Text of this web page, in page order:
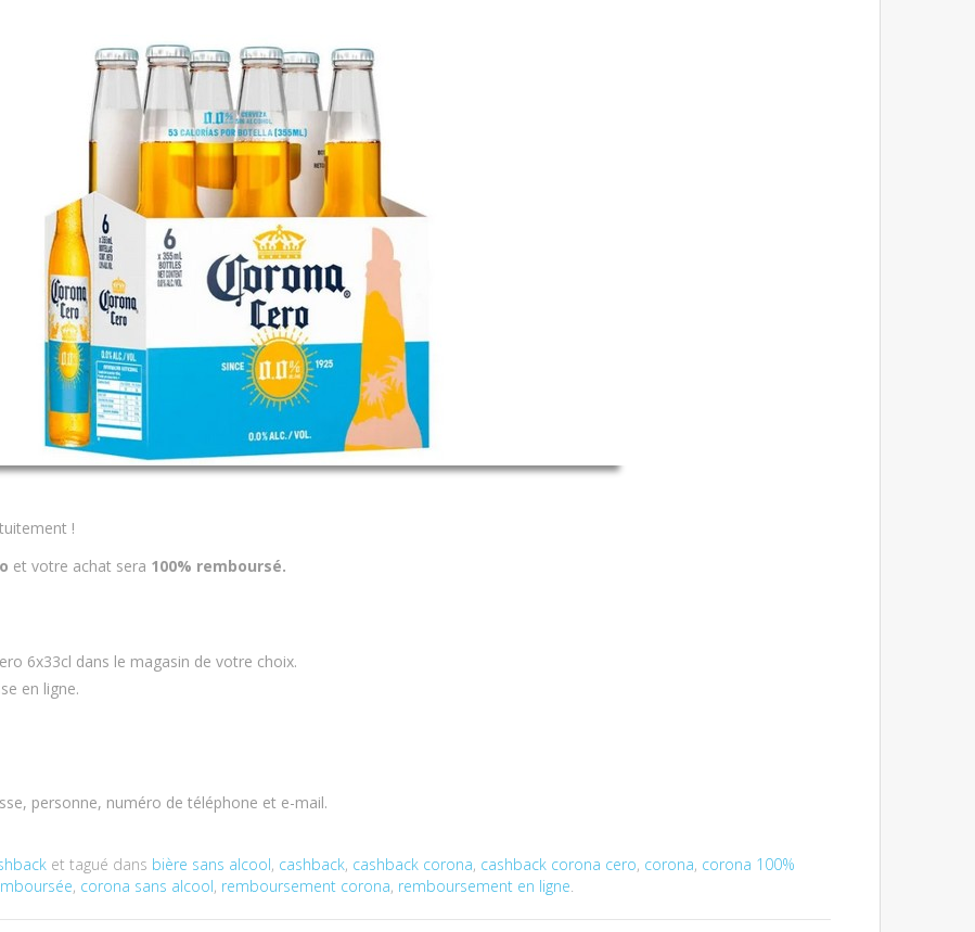
!
et votre achat sera 100% remboursé.
6x33cl dans le magasin de votre choix.
en ligne.
personne, numéro de téléphone et e-mail.
et tagué dans bière sans alcool, cashback, cashback corona, cashback corona cero, corona, corona 100%
, corona sans alcool, remboursement corona, remboursement en ligne.